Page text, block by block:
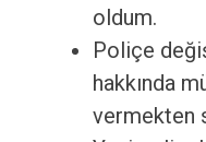
oldum.
Poliçe
hakkında
vermekten